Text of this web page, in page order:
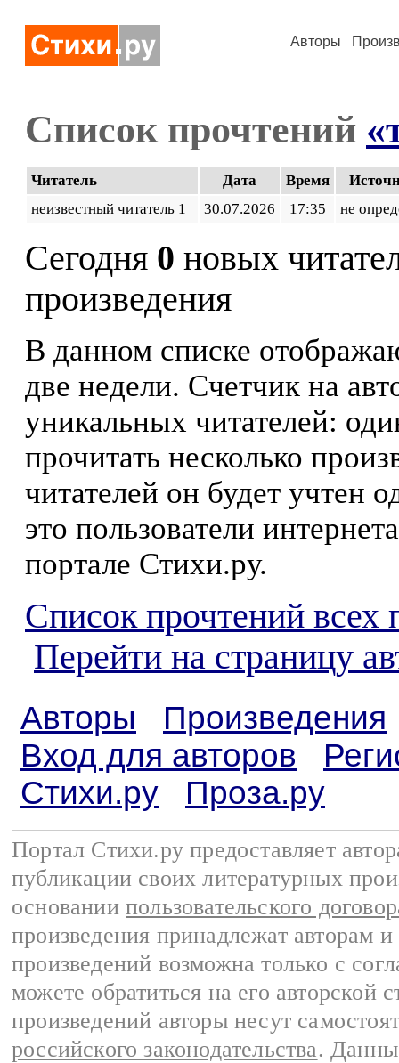
Авторы
Список прочтений
Читатель Дата Время
неизвестный читатель 1
30.07.2026 17:35 не
Сегодня 0 новых
произведения
В данном списке
две недели. Счетчик на
уникальных читателей:
прочитать несколько
читателей он будет учтен
это пользователи
портале Стихи.ру.
Список прочтений всех
Перейти на страницу
Авторы
Произведения
Вход для авторов
Стихи.ру
Проза.ру
Портал Стихи.ру предоставляет
публикации своих литературных
основании пользовательского
произведения принадлежат авторам
произведений возможна только с
можете обратиться на его авторской
произведений авторы несут
российского законодательства.